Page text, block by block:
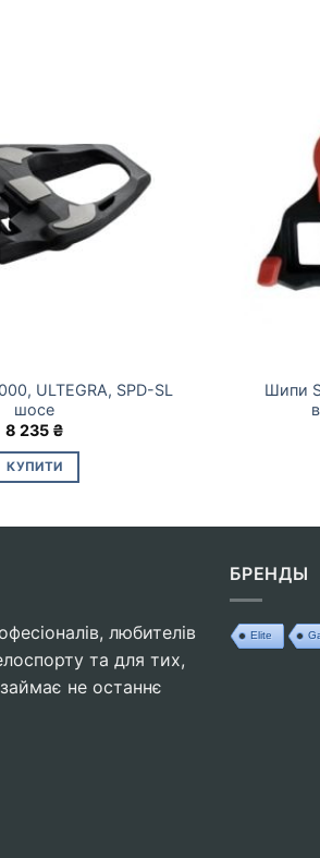
ULTEGRA, SPD-SL
шосе
8 235 ₴
КУПИТИ
Шипи
любителів
та для тих,
не останнє
БРЕНДЫ
Elite